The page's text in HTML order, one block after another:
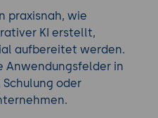
praxisnah, wie
KI erstellt,
aufbereitet werden.
Anwendungsfelder in
oder